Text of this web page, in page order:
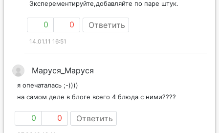
Эксперементируйте,добавляйте по паре штук.
0 0 Ответить
14.01.11 16:51
Маруся_Маруся
я опечаталась ;-))))
на самом деле в блоге всего 4 блюда с ними????
0 0 Ответить